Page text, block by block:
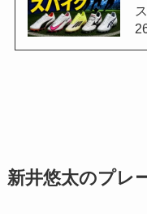
新井悠太のプレ